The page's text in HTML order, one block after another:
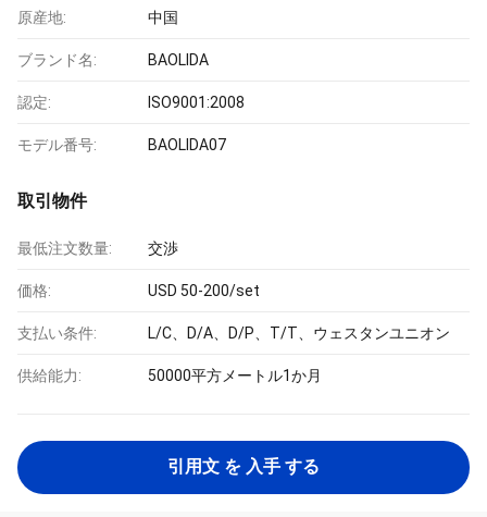
原産地: 中国
ブランド名: BAOLIDA
認定: ISO9001:2008
モデル番号: BAOLIDA07
取引物件
最低注文数量: 交渉
価格: USD 50-200/set
支払い条件: L/C、D/A、D/P、T/T、ウェスタンユニオン
供給能力: 50000平方メートル1か月
引用文 を 入手 する